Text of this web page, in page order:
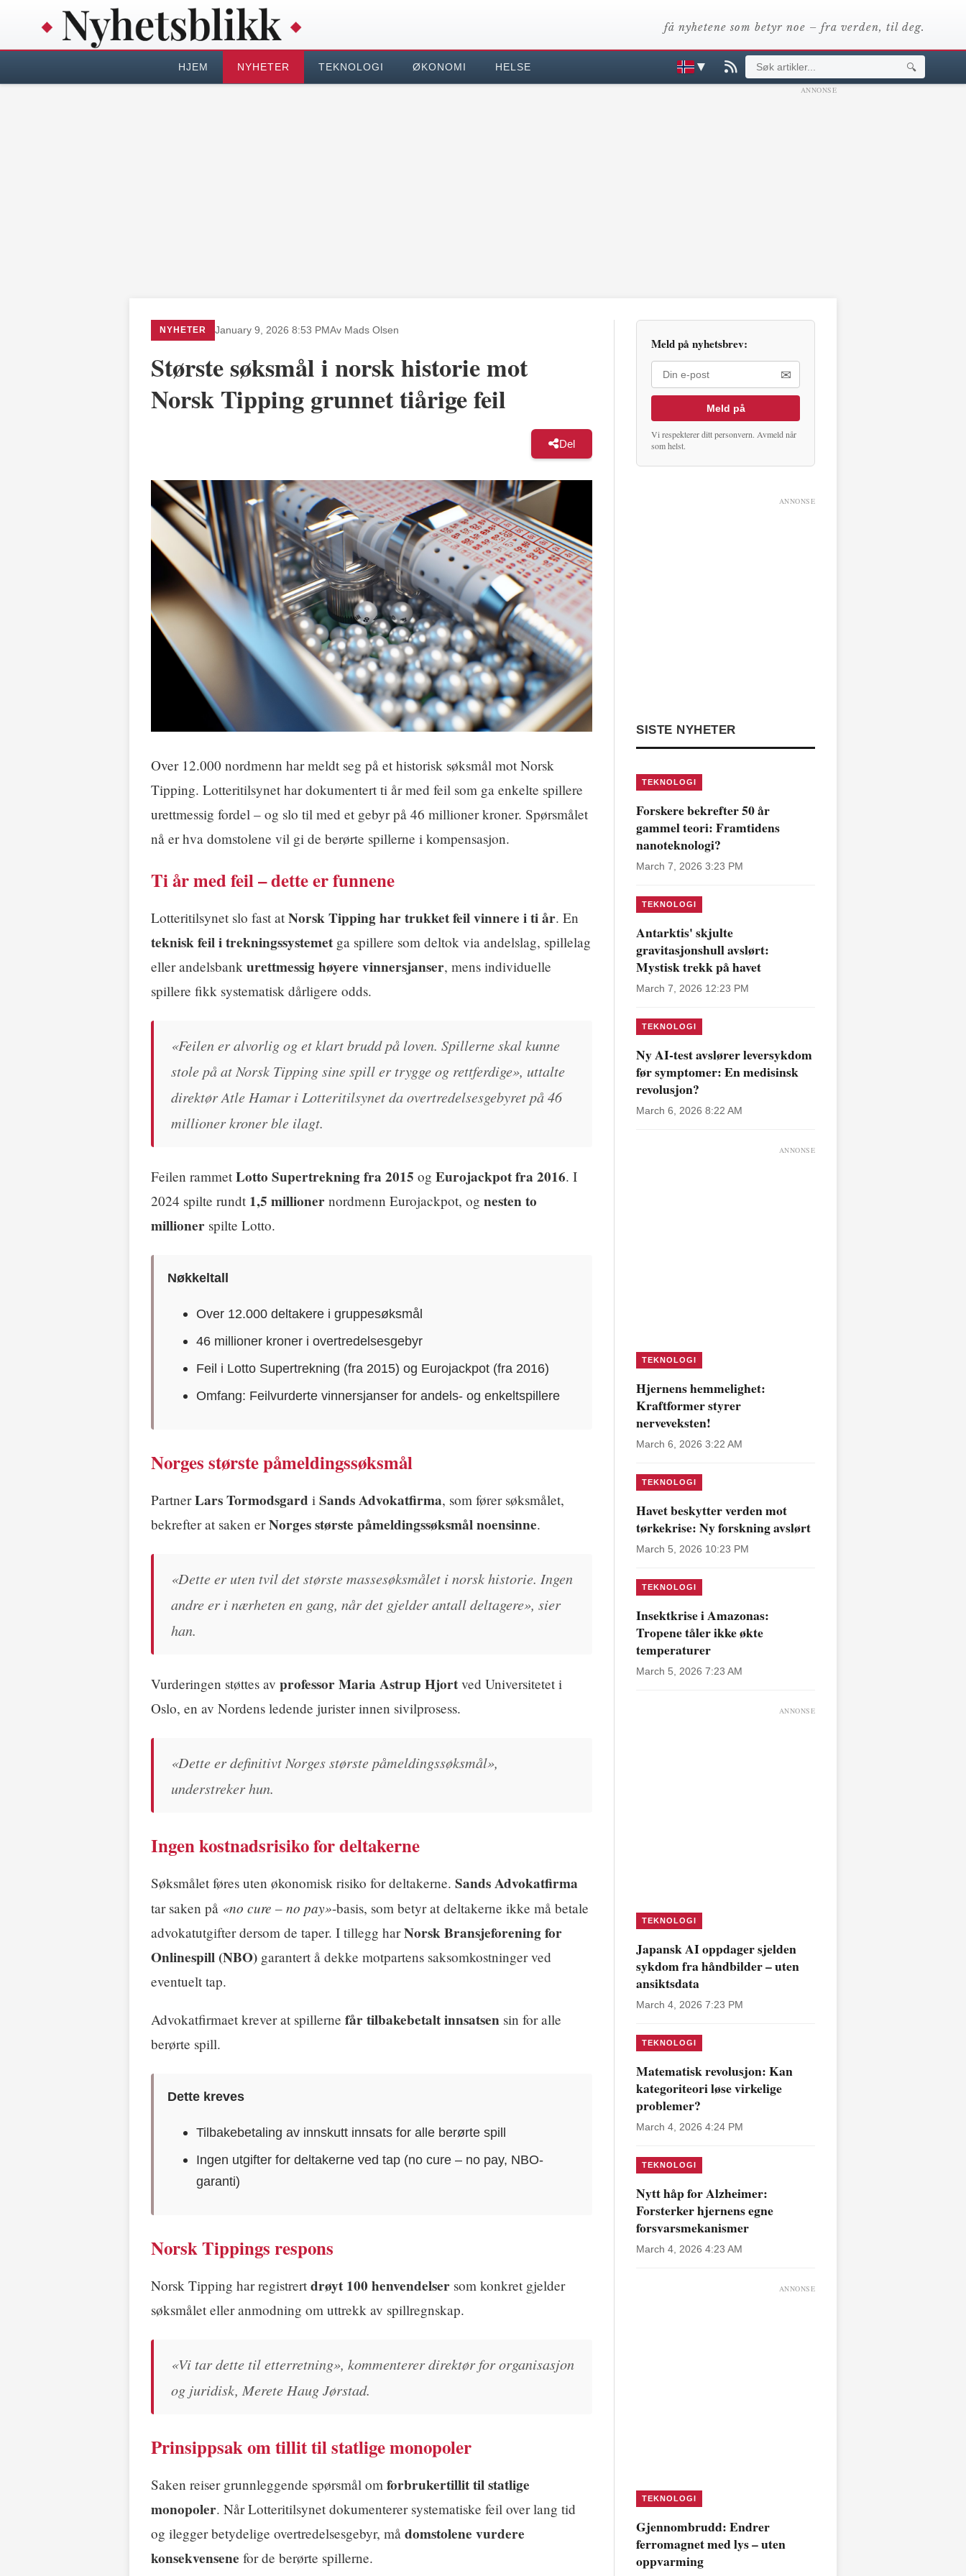
få nyhetene som betyr noe – fra verden, til deg.
HJEM NYHETER TEKNOLOGI ØKONOMI HELSE ▼ 🔍
ANNONSE
NYHETER January 9, 2026 8:53 PMAv Mads Olsen
Største søksmål i norsk historie mot
Norsk Tipping grunnet tiårige feil
Del
Over 12.000 nordmenn har meldt seg på et historisk søksmål mot Norsk
Tipping. Lotteritilsynet har dokumentert ti år med feil som ga enkelte spillere
urettmessig fordel – og slo til med et gebyr på 46 millioner kroner. Spørsmålet
nå er hva domstolene vil gi de berørte spillerne i kompensasjon.
Ti år med feil – dette er funnene
Lotteritilsynet slo fast at Norsk Tipping har trukket feil vinnere i ti år. En
teknisk feil i trekningssystemet ga spillere som deltok via andelslag, spillelag
eller andelsbank urettmessig høyere vinnersjanser, mens individuelle
spillere fikk systematisk dårligere odds.
«Feilen er alvorlig og et klart brudd på loven. Spillerne skal kunne
stole på at Norsk Tipping sine spill er trygge og rettferdige», uttalte
direktør Atle Hamar i Lotteritilsynet da overtredelsesgebyret på 46
millioner kroner ble ilagt.
Feilen rammet Lotto Supertrekning fra 2015 og Eurojackpot fra 2016. I
2024 spilte rundt 1,5 millioner nordmenn Eurojackpot, og nesten to
millioner spilte Lotto.
Nøkkeltall
Over 12.000 deltakere i gruppesøksmål
46 millioner kroner i overtredelsesgebyr
Feil i Lotto Supertrekning (fra 2015) og Eurojackpot (fra 2016)
Omfang: Feilvurderte vinnersjanser for andels- og enkeltspillere
Norges største påmeldingssøksmål
PartnerLars Tormodsgard i Sands Advokatfirma, som fører søksmålet,
bekrefter at saken erNorges største påmeldingssøksmål noensinne.
«Dette er uten tvil det største massesøksmålet i norsk historie. Ingen
andre er i nærheten en gang, når det gjelder antall deltagere», sier
han.
Vurderingen støttes av professor Maria Astrup Hjort ved Universitetet i
Oslo, en av Nordens ledende jurister innen sivilprosess.
«Dette er definitivt Norges største påmeldingssøksmål»,
understreker hun.
Ingen kostnadsrisiko for deltakerne
Søksmålet føres uten økonomisk risiko for deltakerne. Sands Advokatfirma
tar saken på «no cure – no pay»-basis, som betyr at deltakerne ikke må betale
advokatutgifter dersom de taper. I tillegg harNorsk Bransjeforening for
Onlinespill (NBO) garantert å dekke motpartens saksomkostninger ved
eventuelt tap.
Advokatfirmaet krever at spillerne får tilbakebetalt innsatsen sin for alle
berørte spill.
Dette kreves
Tilbakebetaling av innskutt innsats for alle berørte spill
Ingen utgifter for deltakerne ved tap (no cure – no pay, NBO-
garanti)
Norsk Tippings respons
Norsk Tipping har registrert drøyt 100 henvendelser som konkret gjelder
søksmålet eller anmodning om uttrekk av spillregnskap.
«Vi tar dette til etterretning», kommenterer direktør for organisasjon
og juridisk, Merete Haug Jørstad.
Prinsippsak om tillit til statlige monopoler
Saken reiser grunnleggende spørsmål om forbrukertillit til statlige
monopoler. Når Lotteritilsynet dokumenterer systematiske feil over lang tid
og ilegger betydelige overtredelsesgebyr, må domstolene vurdere
konsekvensene for de berørte spillerne.
Meld på nyhetsbrev:
✉
Meld på
Vi respekterer ditt personvern. Avmeld når
som helst.
ANNONSE
SISTE NYHETER
TEKNOLOGI
Forskere bekrefter 50 år
gammel teori: Framtidens
nanoteknologi?
March 7, 2026 3:23 PM
TEKNOLOGI
Antarktis' skjulte
gravitasjonshull avslørt:
Mystisk trekk på havet
March 7, 2026 12:23 PM
TEKNOLOGI
Ny AI-test avslører leversykdom
før symptomer: En medisinsk
revolusjon?
March 6, 2026 8:22 AM
ANNONSE
TEKNOLOGI
Hjernens hemmelighet:
Kraftformer styrer
nerveveksten!
March 6, 2026 3:22 AM
TEKNOLOGI
Havet beskytter verden mot
tørkekrise: Ny forskning avslørt
March 5, 2026 10:23 PM
TEKNOLOGI
Insektkrise i Amazonas:
Tropene tåler ikke økte
temperaturer
March 5, 2026 7:23 AM
ANNONSE
TEKNOLOGI
Japansk AI oppdager sjelden
sykdom fra håndbilder – uten
ansiktsdata
March 4, 2026 7:23 PM
TEKNOLOGI
Matematisk revolusjon: Kan
kategoriteori løse virkelige
problemer?
March 4, 2026 4:24 PM
TEKNOLOGI
Nytt håp for Alzheimer:
Forsterker hjernens egne
forsvarsmekanismer
March 4, 2026 4:23 AM
ANNONSE
TEKNOLOGI
Gjennombrudd: Endrer
ferromagnet med lys – uten
oppvarming